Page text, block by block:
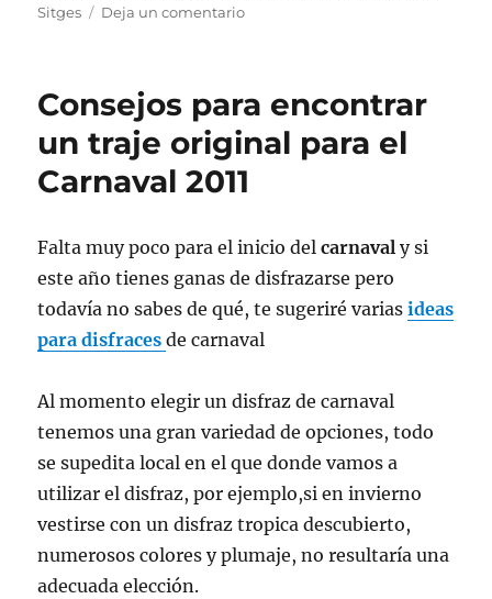
Sitges
Deja un comentarioen
fiesta
el
Carnaval
de
Consejos para encontrar
un traje original para el
Carnaval 2011
Falta muy poco para el inicio delcarnaval y si
este año tienes ganas de disfrazarse pero
todavía no sabes de qué, te sugeriré variasideas
para disfraces de carnaval
Al momento elegir un disfraz de carnaval
tenemos una gran variedad de opciones, todo
se supedita local en el que donde vamos a
utilizar el disfraz, por ejemplo,si en invierno
vestirse con un disfraz tropica descubierto,
numerosos colores y plumaje, no resultaría una
adecuada elección.